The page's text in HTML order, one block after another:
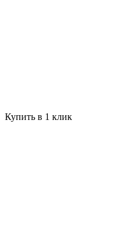
Купить в 1 клик